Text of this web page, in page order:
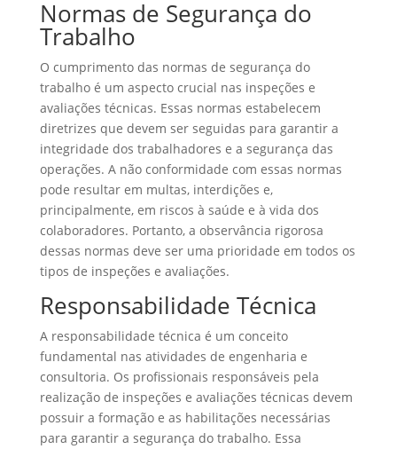
Normas de Segurança do
Trabalho
O cumprimento das normas de segurança do
trabalho é um aspecto crucial nas inspeções e
avaliações técnicas. Essas normas estabelecem
diretrizes que devem ser seguidas para garantir a
integridade dos trabalhadores e a segurança das
operações. A não conformidade com essas normas
pode resultar em multas, interdições e,
principalmente, em riscos à saúde e à vida dos
colaboradores. Portanto, a observância rigorosa
dessas normas deve ser uma prioridade em todos os
tipos de inspeções e avaliações.
Responsabilidade Técnica
A responsabilidade técnica é um conceito
fundamental nas atividades de engenharia e
consultoria. Os profissionais responsáveis pela
realização de inspeções e avaliações técnicas devem
possuir a formação e as habilitações necessárias
para garantir a segurança do trabalho. Essa